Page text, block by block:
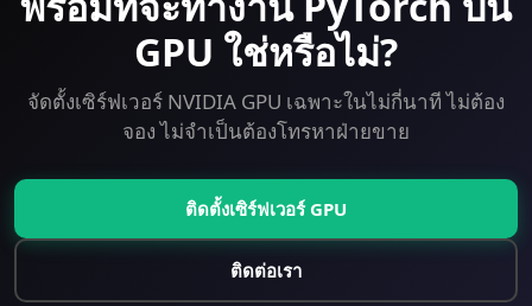
GPU ใช่หรือไม่?
จัดตั้งเซิร์ฟเวอร์ NVIDIA GPU เฉพาะในไม่กี่นาที ไม่ต้อง
จอง ไม่จำเป็นต้องโทรหาฝ่ายขาย
ติดตั้งเซิร์ฟเวอร์ GPU
ติดต่อเรา